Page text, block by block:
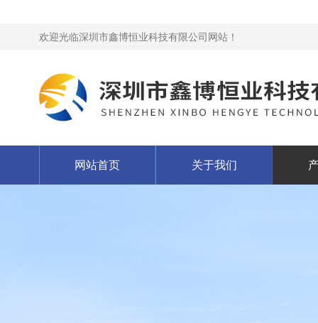
欢迎光临深圳市鑫博恒业科技有限公司网站！
网站首页 关于我们